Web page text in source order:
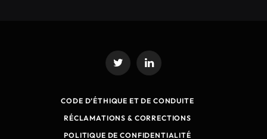
Twitter LinkedIn
CODE D’ÉTHIQUE ET DE CONDUITE
RÉCLAMATIONS & CORRECTIONS
POLITIQUE DE CONFIDENTIALITÉ